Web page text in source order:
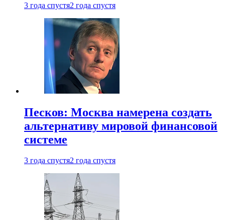
3 года спустя2 года спустя
Песков: Москва намерена создать
альтернативу мировой финансовой
системе
3 года спустя2 года спустя